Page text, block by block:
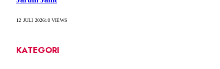
12 JULI 202610VIEWS
KATEGORI